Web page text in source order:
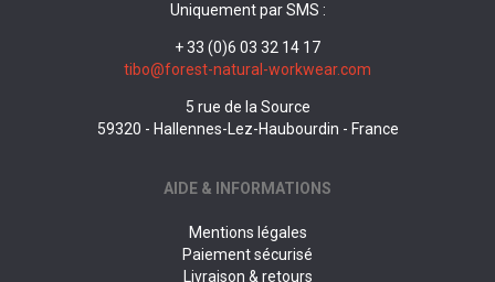
Uniquement par SMS :
+ 33 (0)6 03 32 14 17
tibo@forest-natural-workwear.com
5 rue de la Source
59320 - Hallennes-Lez-Haubourdin - France
AIDE & INFORMATIONS
Mentions légales
Paiement sécurisé
Livraison & retours